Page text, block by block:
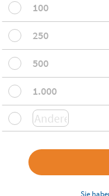
100
250
500
1.000
Sie